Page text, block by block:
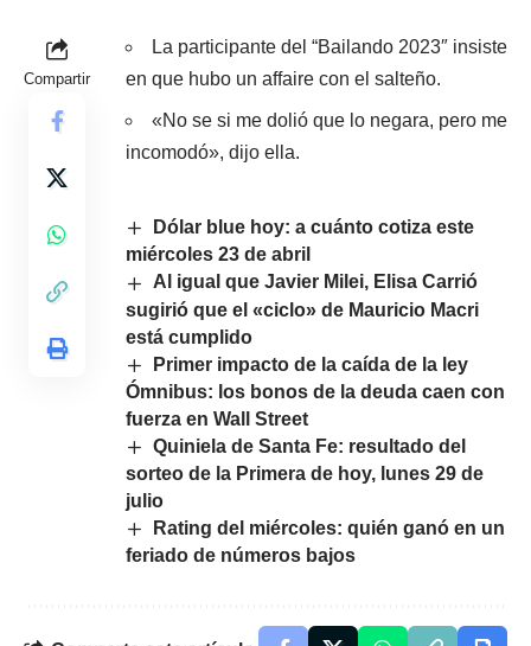
Compartir
La participante del “Bailando 2023″ insiste
en que hubo un affaire con el salteño.
«No se si me dolió que lo negara, pero me
incomodó», dijo ella.
Dólar blue hoy: a cuánto cotiza este
miércoles 23 de abril
Al igual que Javier Milei, Elisa Carrió
sugirió que el «ciclo» de Mauricio Macri
está cumplido
Primer impacto de la caída de la ley
Ómnibus: los bonos de la deuda caen con
fuerza en Wall Street
Quiniela de Santa Fe: resultado del
sorteo de la Primera de hoy, lunes 29 de
julio
Rating del miércoles: quién ganó en un
feriado de números bajos